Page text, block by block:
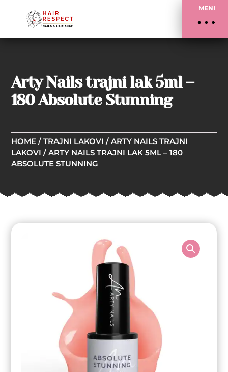
MENI
Arty Nails trajni lak 5ml –
180 Absolute Stunning
HOME /TRAJNI LAKOVI /ARTY NAILS TRAJNI
LAKOVI / ARTY NAILS TRAJNI LAK 5ML – 180
ABSOLUTE STUNNING